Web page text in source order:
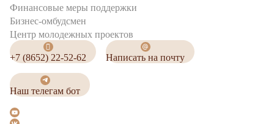
Финансовые меры поддержки
Бизнес-омбудсмен
Центр молодежных проектов
+7 (8652) 22-52-62 Написать на почту
Наш телегам бот